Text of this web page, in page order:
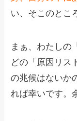
い、そこのとこ
まぁ、わたしの
どの「原因リス
の兆候はないか
れば幸いです。